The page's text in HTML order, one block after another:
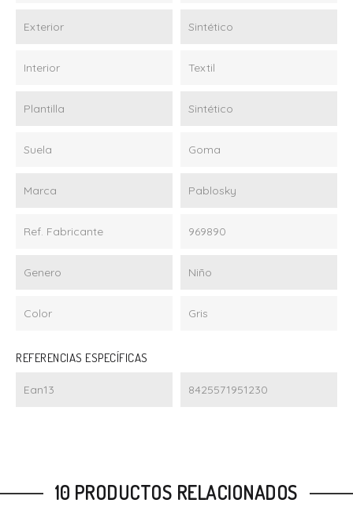
Exterior Sintético
Interior Textil
Plantilla Sintético
Suela Goma
Marca Pablosky
Ref. Fabricante 969890
Genero Niño
Color Gris
REFERENCIAS ESPECÍFICAS
Ean13 8425571951230
10 PRODUCTOS RELACIONADOS